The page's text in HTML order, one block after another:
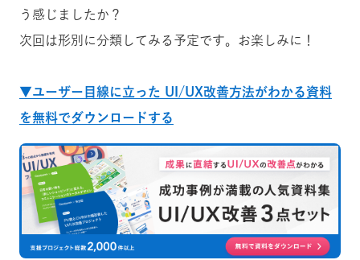
う感じましたか？
次回は形別に分類してみる予定です。お楽しみに！
▼ユーザー目線に立った UI/UX改善方法がわかる資料
を無料でダウンロードする